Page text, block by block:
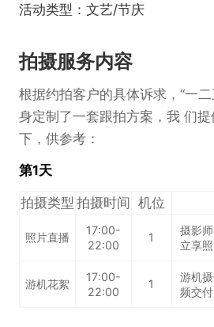
活动类型：文艺/节庆
拍摄服务内容
根据约拍客户的具体诉求，“一
身定制了一套跟拍方案，我 们
下，供参考：
第1天
拍摄类型 拍摄时间 机位
照片直播
17:00-
22:00
1
摄影
立享
游机花絮
17:00-
22:00
1
游机
频交付